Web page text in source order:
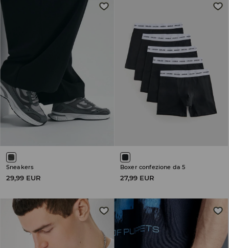
Sneakers
29,99 EUR
Boxer confezione da 5
27,99 EUR